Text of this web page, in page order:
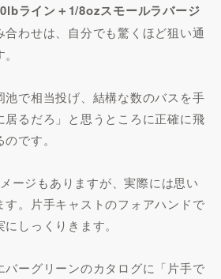
ライン＋1/8ozスモールラバージ
合わせは、自分でも驚くほど狙い通
池で相当投げ、結構な数のバスを手
居るだろ」と思うところに正確に飛
です。
ージもありますが、実際には思い
す。片手キャストのフォアハンドで
しっくりきます。
バーグリーンのカタログに「片手で